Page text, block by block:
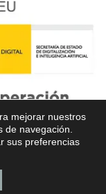
mejorar nuestros
de navegación.
sus preferencias